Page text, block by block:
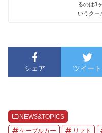
るのは3
いうクー
シェア ツイート
NEWS&TOPICS
ケーブルカー リフト